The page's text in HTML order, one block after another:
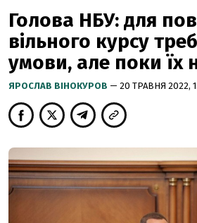
Голова НБУ: для
вільного курсу
умови, але поки їх
ЯРОСЛАВ ВІНОКУРОВ — 20 ТРАВНЯ 2022,